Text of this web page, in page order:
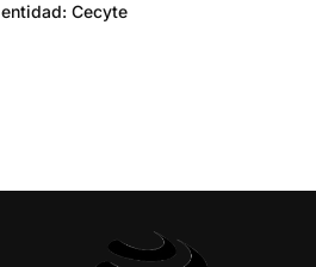
entidad: Cecyte